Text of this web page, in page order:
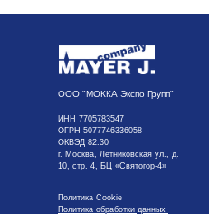
Политика Cookie
Политика обработки данных
ИНН 7705783547
ОГРН 5077746336058
ОКВЭД 82.30
г. Москва, Летниковская ул., д.
10, стр. 4, БЦ «Святогор-4»
ООО "МОККА Экспо Групп"